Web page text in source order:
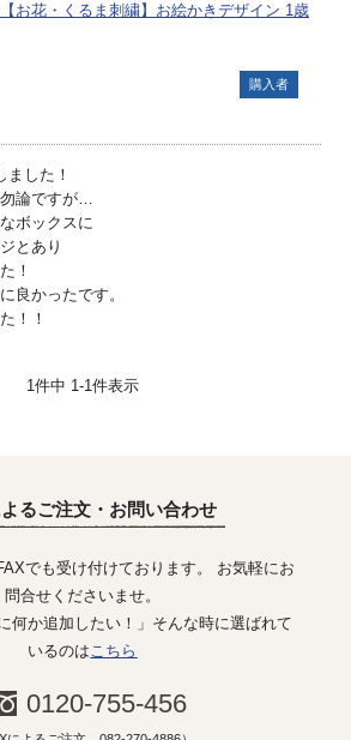
お花・くるま刺繍】お絵かきデザイン 1歳
購入者
ました！
論ですが…
ボックスに
とあり
！
良かったです。
！！
1件中 1-1件表示
るご注文・お問い合わせ
でも受け付けております。 お気軽にお
問合せくださいませ。
何か追加したい！」そんな時に選ばれて
いるのはこちら
0120-755-456